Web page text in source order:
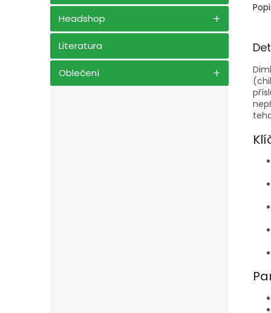
Headshop
Literatura
Oblečení